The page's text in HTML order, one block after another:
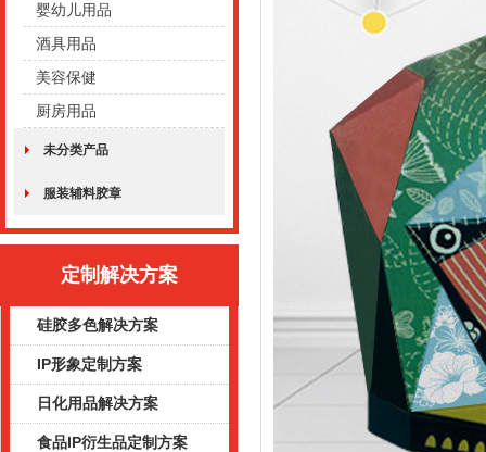
婴幼儿用品
酒具用品
美容保健
厨房用品
未分类产品
服装辅料胶章
定制解决方案
硅胶多色解决方案
IP形象定制方案
日化用品解决方案
食品IP衍生品定制方案